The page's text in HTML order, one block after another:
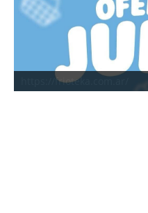
https://frioteka.com.ar/